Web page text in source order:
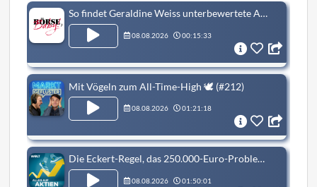
So findet Geraldine Weiss unterbewertete Aktien (Teil 2) | Börsenlegenden #8
08.08.2026 00:15:33
Mit Vögeln zum All-Time-High 🕊️ (#212)
08.08.2026 01:21:18
Die Eckert-Regel, das 250.000-Euro-Problem und der Dispo-Streit
08.08.2026 01:50:01